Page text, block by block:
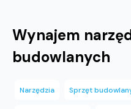
Wynajem
budowlanych
Narzędzia Sprzęt